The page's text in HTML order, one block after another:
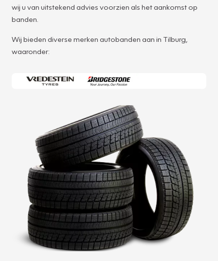
wij u van uitstekend advies voorzien als het aankomst op
banden.
Wij bieden diverse merken autobanden aan in Tilburg,
waaronder: